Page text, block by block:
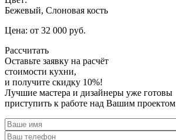
Бежевый, Слоновая кость
Цена: от 32 000 руб.
Рассчитать
Оставьте заявку на расчёт
стоимости кухни,
и получите скидку 10%!
Лучшие мастера и дизайнеры уже готовы
приступить к работе над Вашим проектом